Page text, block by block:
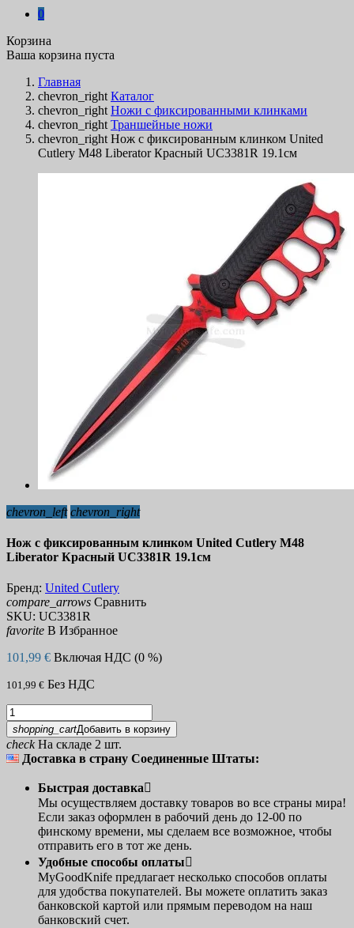
0
Корзина
Ваша корзина пуста
Главная
chevron_right Каталог
chevron_right Ножи с фиксированными клинками
chevron_right Траншейные ножи
chevron_right Нож с фиксированным клинком United
Cutlery M48 Liberator Красный UC3381R 19.1см
chevron_left chevron_right
Нож с фиксированным клинком United Cutlery M48
Liberator Красный UC3381R 19.1см
Бренд: United Cutlery
compare_arrows Сравнить
SKU: UC3381R
favorite В Избранное
101,99 € Включая НДС (0 %)
101,99 € Без НДС
shopping_cartДобавить в корзину
checkНа складе 2 шт.
Доставка в страну Соединенные Штаты:
Быстрая доставка
Мы осуществляем доставку товаров во все страны мира!
Если заказ оформлен в рабочий день до 12-00 по
финскому времени, мы сделаем все возможное, чтобы
отправить его в тот же день.
Удобные способы оплаты
MyGoodKnife предлагает несколько способов оплаты
для удобства покупателей. Вы можете оплатить заказ
банковской картой или прямым переводом на наш
банковский счет.